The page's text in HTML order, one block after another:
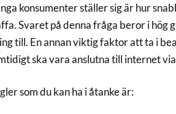
konsumenter ställer sig är hur
Svaret på denna fråga beror i hög
till. En annan viktig faktor att ta i
ska vara anslutna till internet
som du kan ha i åtanke är: